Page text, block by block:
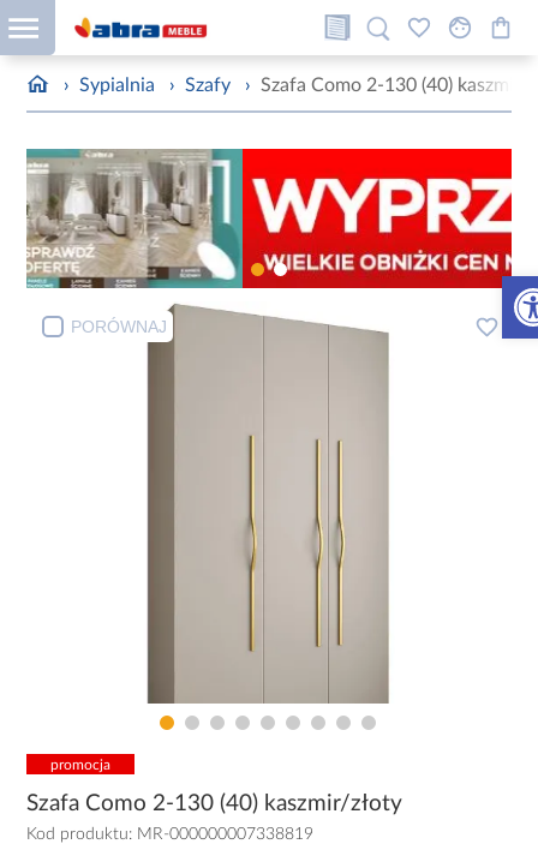
› Sypialnia › Szafy › Szafa Como 2-130 (40) kaszmir/
PORÓWNAJ
promocja
Szafa Como 2-130 (40) kaszmir/złoty
Kod produktu: MR-000000007338819